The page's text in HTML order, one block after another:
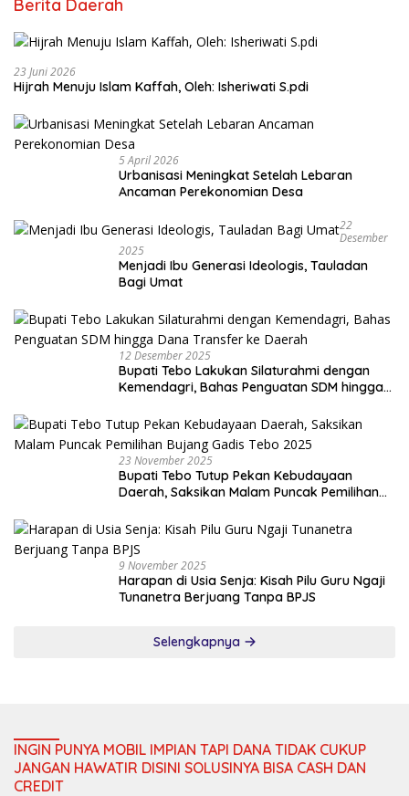
Berita Daerah
23 Juni 2026
Hijrah Menuju Islam Kaffah, Oleh: Isheriwati S.pdi
5 April 2026
Urbanisasi Meningkat Setelah Lebaran
Ancaman Perekonomian Desa
22
Desember
2025
Menjadi Ibu Generasi Ideologis, Tauladan
Bagi Umat
12 Desember 2025
Bupati Tebo Lakukan Silaturahmi dengan
Kemendagri, Bahas Penguatan SDM hingga
23 November 2025
Bupati Tebo Tutup Pekan Kebudayaan
Daerah, Saksikan Malam Puncak Pemilihan
9 November 2025
Harapan di Usia Senja: Kisah Pilu Guru Ngaji
Tunanetra Berjuang Tanpa BPJS
Selengkapnya
INGIN PUNYA MOBIL IMPIAN TAPI DANA TIDAK CUKUP
JANGAN HAWATIR DISINI SOLUSINYA BISA CASH DAN
CREDIT